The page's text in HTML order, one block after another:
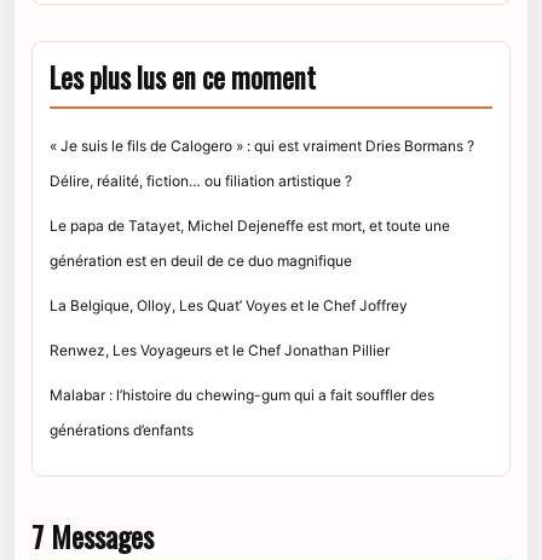
Les plus lus en ce moment
« Je suis le fils de Calogero » : qui est vraiment Dries Bormans ?
Délire, réalité, fiction… ou filiation artistique ?
Le papa de Tatayet, Michel Dejeneffe est mort, et toute une
génération est en deuil de ce duo magnifique
La Belgique, Olloy, Les Quat’ Voyes et le Chef Joffrey
Renwez, Les Voyageurs et le Chef Jonathan Pillier
Malabar : l’histoire du chewing-gum qui a fait souffler des
générations d’enfants
7 Messages